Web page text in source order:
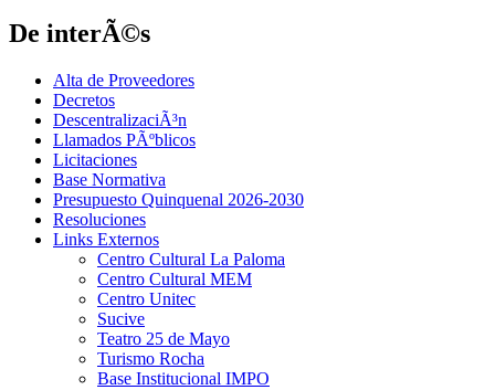
De interÃ©s
Alta de Proveedores
Decretos
DescentralizaciÃ³n
Llamados PÃºblicos
Licitaciones
Base Normativa
Presupuesto Quinquenal 2026-2030
Resoluciones
Links Externos
Centro Cultural La Paloma
Centro Cultural MEM
Centro Unitec
Sucive
Teatro 25 de Mayo
Turismo Rocha
Base Institucional IMPO